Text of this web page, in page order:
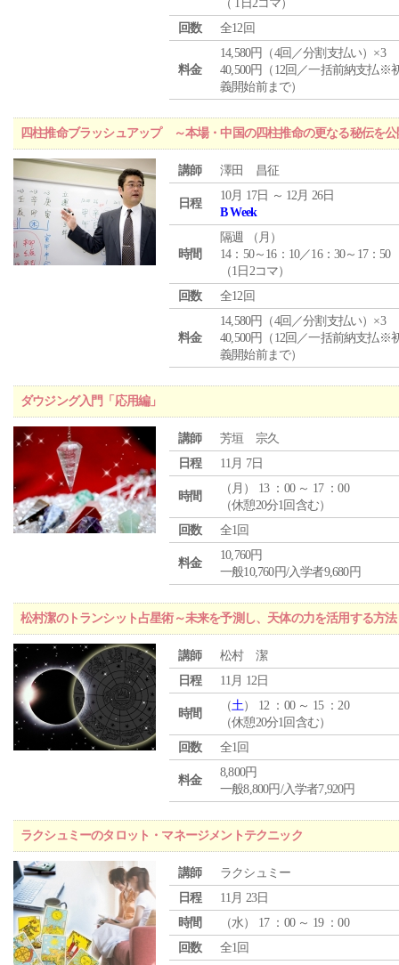
（ 1日2コマ）
回数
全12回
料金
14,580円（4回／分割支払い）×3
40,500円（12回／一括前納支払※
義開始前まで）
四柱推命ブラッシュアップ ～本場・中国の四柱推命の更なる秘伝を
講師 澤田 昌征
日程
10月 17日 ～ 12月 26日
B Week
時間
隔週 （ 月 ）
14：50～16：10／16：30～17：50
（1日2コマ）
回数
全12回
料金
14,580円（4回／分割支払い）×3
40,500円（12回／一括前納支払※
義開始前まで）
ダウジング入門「応用編」
講師
芳垣 宗久
日程
11月 7日
時間
（ 月 ） 13 ：00 ～ 17 ：00
（休憩20分1回含む）
回数
全1回
料金
10,760円
一般10,760円/入学者9,680円
松村潔のトランシット占星術～未来を予測し、天体の力を活用する方法
講師
松村 潔
日程
11月 12日
時間
（土） 12 ：00 ～ 15 ：20
（休憩20分1回含む）
回数
全1回
料金
8,800円
一般8,800円/入学者7,920円
ラクシュミーのタロット・マネージメントテクニック
講師
ラクシュミー
日程
11月 23日
時間
（水） 17 ：00 ～ 19 ：00
回数
全1回